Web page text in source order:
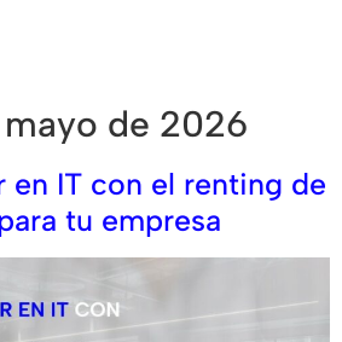
de 2026
en IT con el renting de
tu empresa